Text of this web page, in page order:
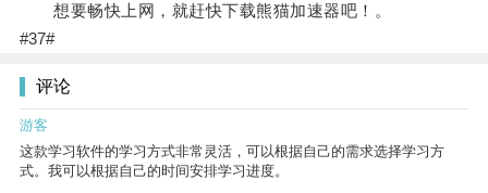
想要畅快上网，就赶快下载熊猫加速器吧！。
#37#
评论
游客
这款学习软件的学习方式非常灵活，可以根据自己的需求选择学习方
式。我可以根据自己的时间安排学习进度。